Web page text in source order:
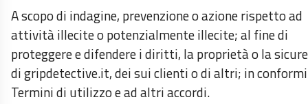
A scopo di indagine, prevenzione o azione rispetto ad
attività illecite o potenzialmente illecite; al fine di
proteggere e difendere i diritti, la proprietà o la
di gripdetective.it, dei sui clienti o di altri; in
Termini di utilizzo e ad altri accordi.